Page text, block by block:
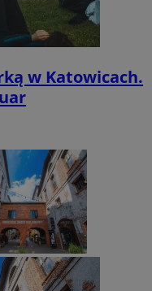
w Katowicach.